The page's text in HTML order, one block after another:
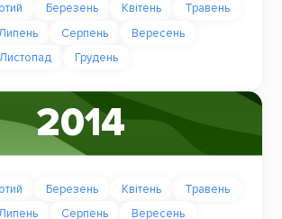
Березень Квітень
Травень
Серпень
Вересень
Листопад Грудень
2014
Березень Квітень
Травень
Серпень
Вересень